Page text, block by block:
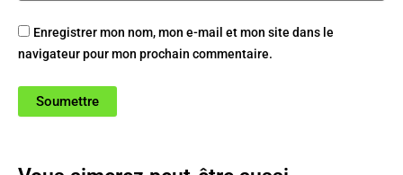
Enregistrer mon nom, mon e-mail et mon site dans le
navigateur pour mon prochain commentaire.